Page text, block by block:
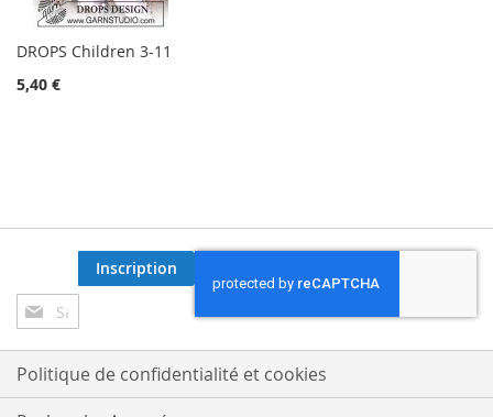
DROPS Children 3-11
5,40 €
Inscription
à
notre
lettre
d’information
Inscription
Politique de confidentialité et cookies